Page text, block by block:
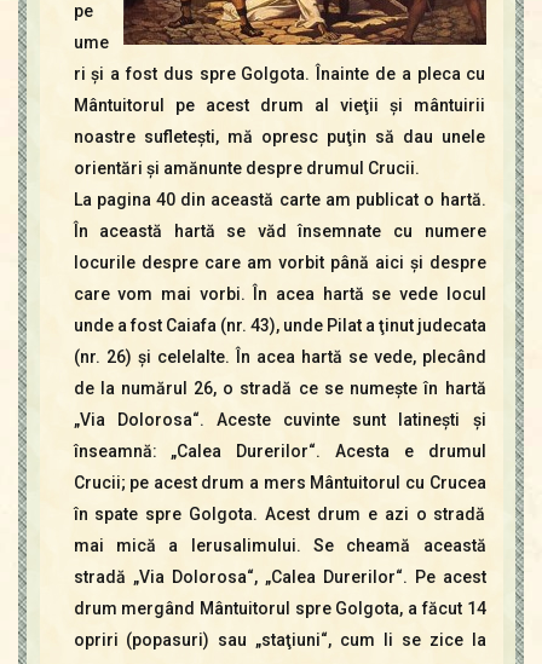
pe
ume
ri şi a fost dus spre Golgota. Înainte de a pleca cu
Mântuitorul pe acest drum al vieţii şi mântuirii
noastre sufleteşti, mă opresc puţin să dau unele
orientări şi amănunte despre drumul Crucii.
La pagina 40 din această carte am publicat o hartă.
În această hartă se văd însemnate cu numere
locurile despre care am vorbit până aici şi despre
care vom mai vorbi. În acea hartă se vede locul
unde a fost Caiafa (nr. 43), unde Pilat a ţinut judecata
(nr. 26) şi celelalte. În acea hartă se vede, plecând
de la numărul 26, o stradă ce se numeşte în hartă
„Via Dolorosa“. Aceste cuvinte sunt latineşti şi
înseamnă: „Calea Durerilor“. Acesta e drumul
Crucii; pe acest drum a mers Mântuitorul cu Crucea
în spate spre Golgota. Acest drum e azi o stradă
mai mică a Ierusalimului. Se cheamă această
stradă „Via Dolorosa“, „Calea Durerilor“. Pe acest
drum mergând Mântuitorul spre Golgota, a făcut 14
opriri (popasuri) sau „staţiuni“, cum li se zice la